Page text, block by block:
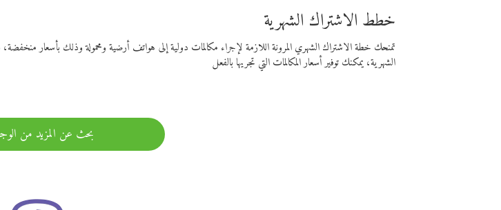
خطط الاشتراك الشهرية
تمنحك خطة الاشتراك الشهري المرونة اللازمة لإجراء مكالمات دولية إلى هواتف أرضية ومحمولة وذلك بأسعار
الشهرية، يمكنك توفير أسعار المكالمات التي تجريها بالفعل
بحث عن المزيد من